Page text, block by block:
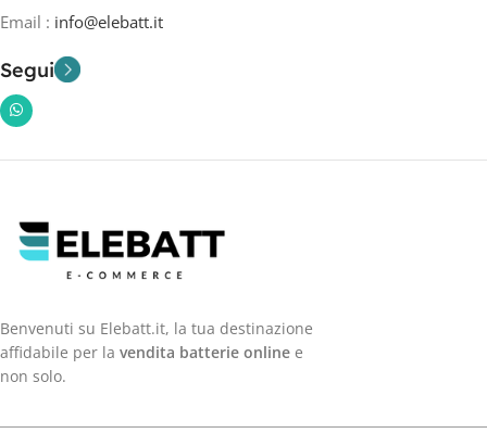
Email : info@elebatt.it
Segui
Benvenuti su Elebatt.it, la tua destinazione
affidabile per la vendita batterie online e
non solo.